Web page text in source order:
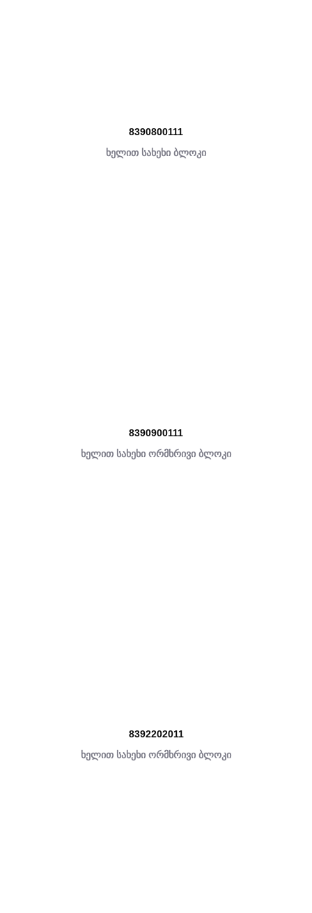
8390800111
ხელით სახეხი ბლოკი
8390900111
ხელით სახეხი ორმხრივი ბლოკი
8392202011
ხელით სახეხი ორმხრივი ბლოკი